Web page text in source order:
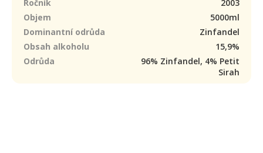
Ročník
2003
Objem
5000ml
Dominantní odrůda
Zinfandel
Obsah alkoholu
15,9%
Odrůda
96% Zinfandel, 4% Petit
Sirah